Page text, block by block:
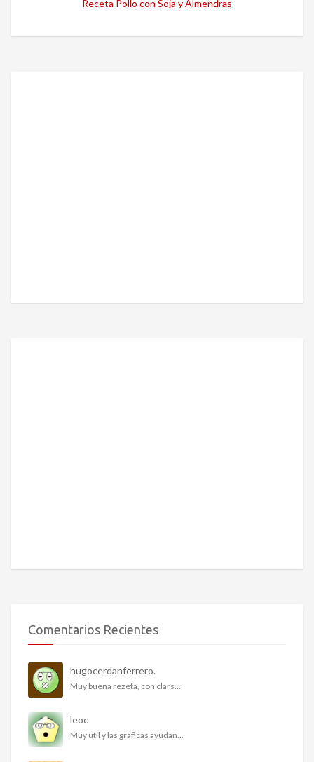
Receta Pollo con Soja y Almendras
Comentarios Recientes
hugocerdanferrero.
Muy buena rezeta, con clars...
leoc
Muy util y las gráficas ayudan...